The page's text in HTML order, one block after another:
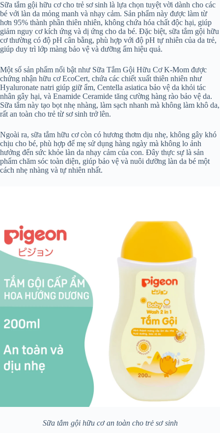
Sữa tắm gội hữu cơ cho trẻ sơ sinh là lựa chọn tuyệt vời dành cho các
bé với làn da mỏng manh và nhạy cảm. Sản phẩm này được làm từ
hơn 95% thành phần thiên nhiên, không chứa hóa chất độc hại, giúp
giảm nguy cơ kích ứng và dị ứng cho da bé. Đặc biệt, sữa tắm gội hữu
cơ thường có độ pH cân bằng, phù hợp với độ pH tự nhiên của da trẻ,
giúp duy trì lớp màng bảo vệ và dưỡng ẩm hiệu quả.
Một số sản phẩm nổi bật như Sữa Tắm Gội Hữu Cơ K-Mom được
chứng nhận hữu cơ EcoCert, chứa các chiết xuất thiên nhiên như
Hyaluronate natri giúp giữ ẩm, Centella asiatica bảo vệ da khỏi tác
nhân gây hại, và Enamide Ceramide tăng cường hàng rào bảo vệ da.
Sữa tắm này tạo bọt nhẹ nhàng, làm sạch nhanh mà không làm khô da,
rất an toàn cho trẻ từ sơ sinh trở lên.
Ngoài ra, sữa tắm hữu cơ còn có hương thơm dịu nhẹ, không gây khó
chịu cho bé, phù hợp để mẹ sử dụng hàng ngày mà không lo ảnh
hưởng đến sức khỏe làn da nhạy cảm của con. Đây thực sự là sản
phẩm chăm sóc toàn diện, giúp bảo vệ và nuôi dưỡng làn da bé một
cách nhẹ nhàng và tự nhiên nhất.
Sữa tắm gội hữu cơ an toàn cho trẻ sơ sinh